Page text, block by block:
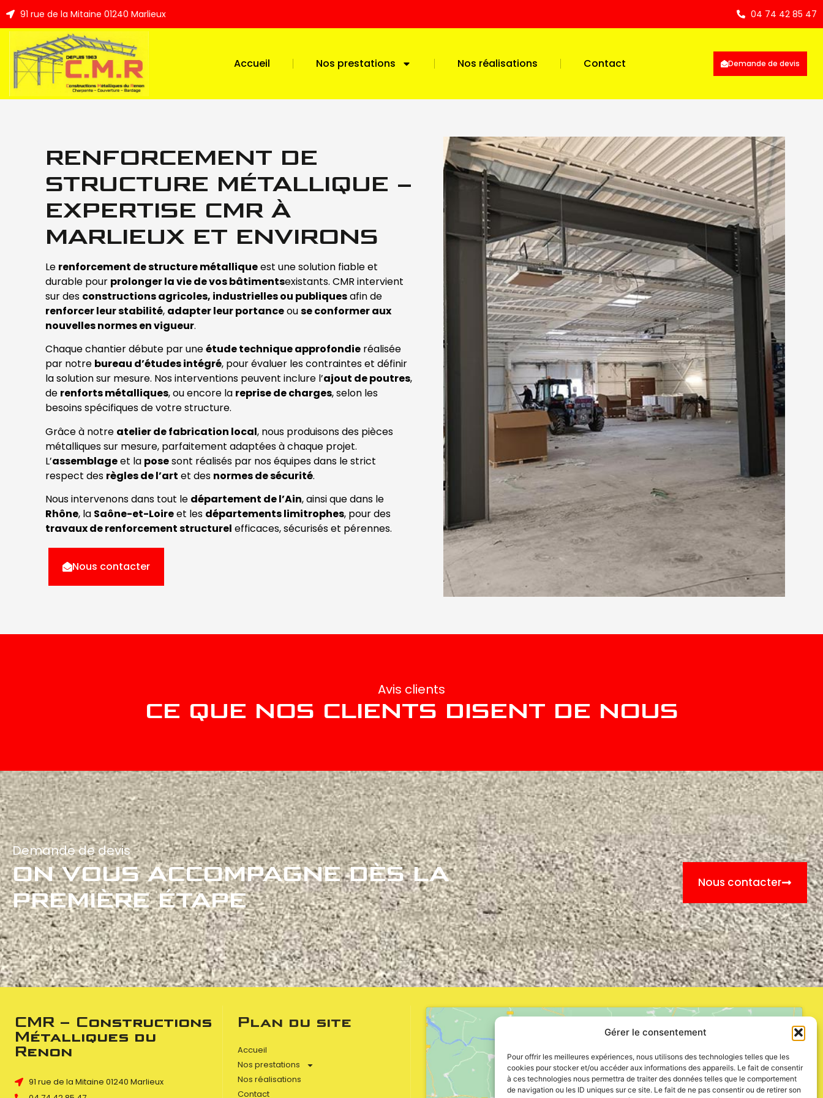
Gérer le consentement
Pour offrir les meilleures expériences, nous utilisons des technologies telles que les
cookies pour stocker et/ou accéder aux informations des appareils. Le fait de consentir
à ces technologies nous permettra de traiter des données telles que le comportement
de navigation ou les ID uniques sur ce site. Le fait de ne pas consentir ou de retirer son
91 rue de la Mitaine 01240 Marlieux 04 74 42 85 47
Accueil Nos prestations Nos réalisations Contact Demande de devis
RENFORCEMENT DE
STRUCTURE MÉTALLIQUE –
EXPERTISE CMR À
MARLIEUX ET ENVIRONS
Le renforcement de structure métalliqueest une solution fiable et
durable pour prolonger la vie de vos bâtimentsexistants. CMR intervient
sur des constructions agricoles, industrielles ou publiquesafin de
renforcer leur stabilité, adapter leur portanceouse conformer aux
nouvelles normes en vigueur.
Chaque chantier débute par uneétude technique approfondie réalisée
par notre bureau d’études intégré, pour évaluer les contraintes et définir
la solution sur mesure. Nos interventions peuvent inclure l’ajout de poutres,
de renforts métalliques, ou encore la reprise de charges, selon les
besoins spécifiques de votre structure.
Grâce à notre atelier de fabrication local, nous produisons des pièces
métalliques sur mesure, parfaitement adaptées à chaque projet.
L’assemblageet la posesont réalisés par nos équipes dans le strict
respect des règles de l’art et des normes de sécurité.
Nous intervenons dans tout le département de l’Ain, ainsi que dans le
Rhône, la Saône-et-Loireet les départements limitrophes, pour des
travaux de renforcement structurel efficaces, sécurisés et pérennes.
Nous contacter
Avis clients
CE QUE NOS CLIENTS DISENT DE NOUS
Demande de devis
ON VOUS ACCOMPAGNE DÈS LA
PREMIÈRE ÉTAPE
Nous contacter
CMR – Constructions
Métalliques du
Renon
91 rue de la Mitaine 01240 Marlieux
Plan du site
Accueil
Nos prestations
Nos réalisations
Contact